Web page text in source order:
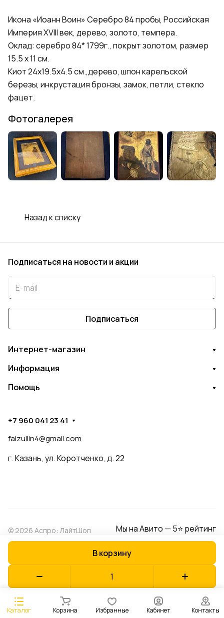
В корзину
Икона «Иоанн Воин» Серебро 84 пробы, Российская
Империя XVIII век, дерево, золото, темпера.
Оклад: серебро 84* 1799г., покрыт золотом, размер
15.5 х 11 см.
Киот 24х19.5х4.5 см.,дерево, шпон карельской
березы, инкрустация бронзы, замок, петли, стекло
фацет.
Фотогалерея
Назад к списку
Каталог Корзина Избранные Кабинет Контакты
Подписаться на новости и акции
Подписаться
Интернет-магазин
Информация
Помощь
+7 960 041 23 41
faizullin4@gmail.com
г. Казань, ул. Коротченко, д. 22
© 2026 Аспро: ЛайтШоп Мы на Авито — 5⭐ рейтинг
Оферта
Разработано в